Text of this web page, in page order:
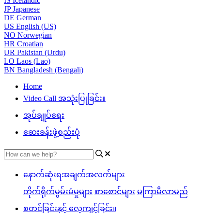
JPJapanese
DE German
US English (US)
NO Norwegian
HR Croatian
UR Pakistan (Urdu)
LO Laos (Lao)
BN Bangladesh (Bengali)
Home
Video Call အသုံးပြုခြင်း။
အုပ်ချုပ်ရေး
ဆေးခန်းဖွဲ့စည်းပုံ
နောက်ဆုံးရအချက်အလက်များ
တိုက်ရိုက်မွမ်းမံမှုများ စာစောင်များ မကြာမီလာမည်
စတင်ခြင်းနှင့် လေ့ကျင့်ခြင်း။